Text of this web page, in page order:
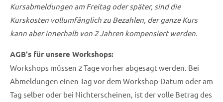
Kursabmeldungen am Freitag oder später, sind die
Kurskosten vollumfänglich zu Bezahlen, der ganze Kurs
kann aber innerhalb von 2 Jahren kompensiert werden.
AGB's für unsere Workshops:
Workshops müssen 2 Tage vorher abgesagt werden. Bei
Abmeldungen einen Tag vor dem Workshop-Datum oder am
Tag selber oder bei Nichterscheinen, ist der volle Betrag des